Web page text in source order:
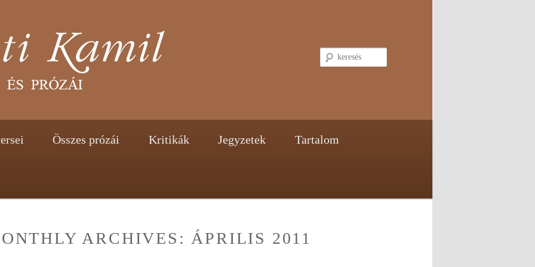
Összes prózái Kritikák Jegyzetek Tartalom
ARCHIVES: ÁPRILIS 2011